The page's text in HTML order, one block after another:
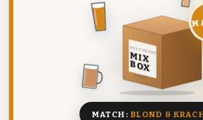
DEZE MAAND
MIX
BOX
8 BIEREN
MATCH: BLOND &